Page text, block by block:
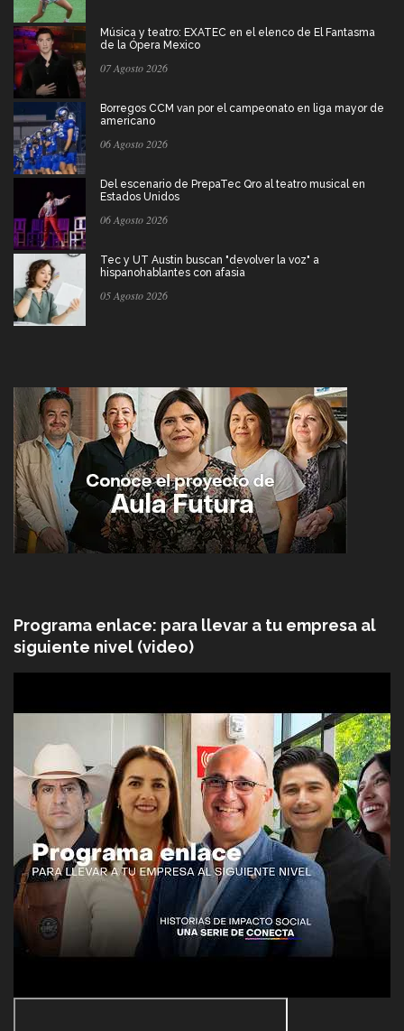
Música y teatro: EXATEC en el elenco de El Fantasma
de la Ópera Mexico
07 Agosto 2026
Borregos CCM van por el campeonato en liga mayor de
americano
06 Agosto 2026
Del escenario de PrepaTec Qro al teatro musical en
Estados Unidos
06 Agosto 2026
Tec y UT Austin buscan "devolver la voz" a
hispanohablantes con afasia
05 Agosto 2026
Programa enlace: para llevar a tu empresa al
siguiente nivel (video)